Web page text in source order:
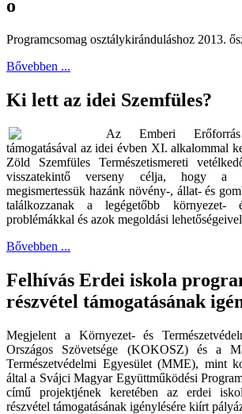
o
Programcsomag osztálykiránduláshoz 2013.
Bővebben ...
Ki lett az idei Szemfüles?
Az Emberi Erőforrás
támogatásával az idei évben XI. alkalommal
Zöld Szemfüles Természetismereti
visszatekintő verseny célja, hogy a
megismertessük hazánk növény-, állat- és
találkozzanak a legégetőbb környezet-
problémákkal és azok megoldási
Bővebben ...
Felhívás Erdei iskola
részvétel támogatásának
Megjelent a Környezet- és
Országos Szövetsége (KOKOSZ) és a
Természetvédelmi Egyesület (MME), mint
által a Svájci Magyar Együttműködési
című projektjének keretében az erdei
részvétel támogatásának igénylésére kiírt